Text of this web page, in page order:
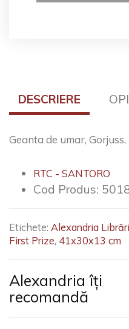
DESCRIERE
Geanta de umar,
RTC - SANTORO
Cod Produs:
Etichete: Alexandria
First Prize, 41x30x13 cm
Alexandria îți
recomandă